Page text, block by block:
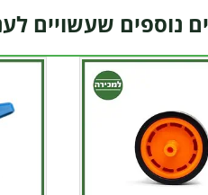
נוספים שעשויים